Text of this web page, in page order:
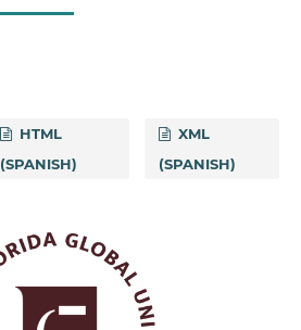
HTML
(SPANISH)
XML
(SPANISH)